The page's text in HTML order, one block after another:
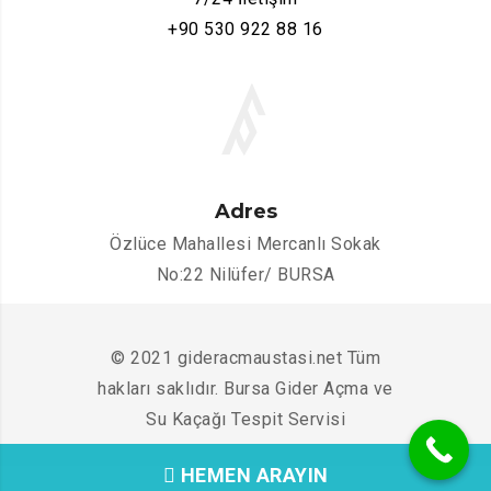
+90 530 922 88 16
Adres
Özlüce Mahallesi Mercanlı Sokak
No:22 Nilüfer/ BURSA
© 2021 gideracmaustasi.net Tüm
hakları saklıdır. Bursa Gider Açma ve
Su Kaçağı Tespit Servisi
HEMEN ARAYIN